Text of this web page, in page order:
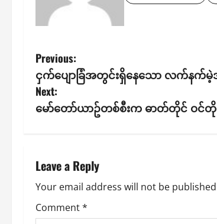
P
o
s
n
a
v
Previous:
ငှက်ပျောခြံအတွင်းရှိနေသော လက်နက်မဲ့
Next:
မော်တော်ယာဥ်တစ်စီးက ဓာတ်တိုင် ဝင်တိုက်
Leave a Reply
Your email address will not be
Comment*